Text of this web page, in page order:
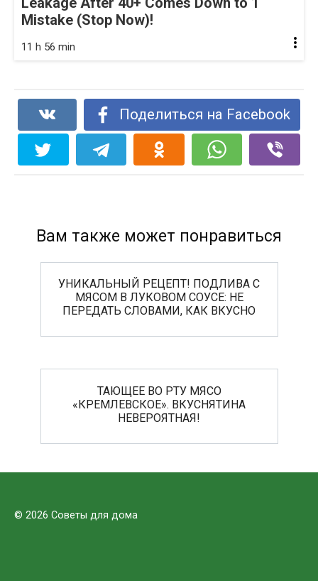
Mistake (Stop Now)!
11 h 56 min
Поделиться на Facebook
Вам также может понравиться
УНИКАЛЬНЫЙ РЕЦЕПТ! ПОДЛИВА С
МЯСОМ В ЛУКОВОМ СОУСЕ: НЕ
ПЕРЕДАТЬ СЛОВАМИ, КАК ВКУСНО
ТАЮЩЕЕ ВО РТУ МЯСО
«КРЕМЛЕВСКОЕ». ВКУСНЯТИНА
НЕВЕРОЯТНАЯ!
© 2026 Советы для дома